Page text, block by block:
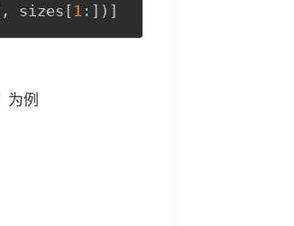
, sizes [ 1 : ] ) ]
为例